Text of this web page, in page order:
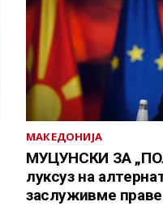
МАКЕДОНИЈА
МУЦУНСКИ ЗА
луксуз на
заслуживме